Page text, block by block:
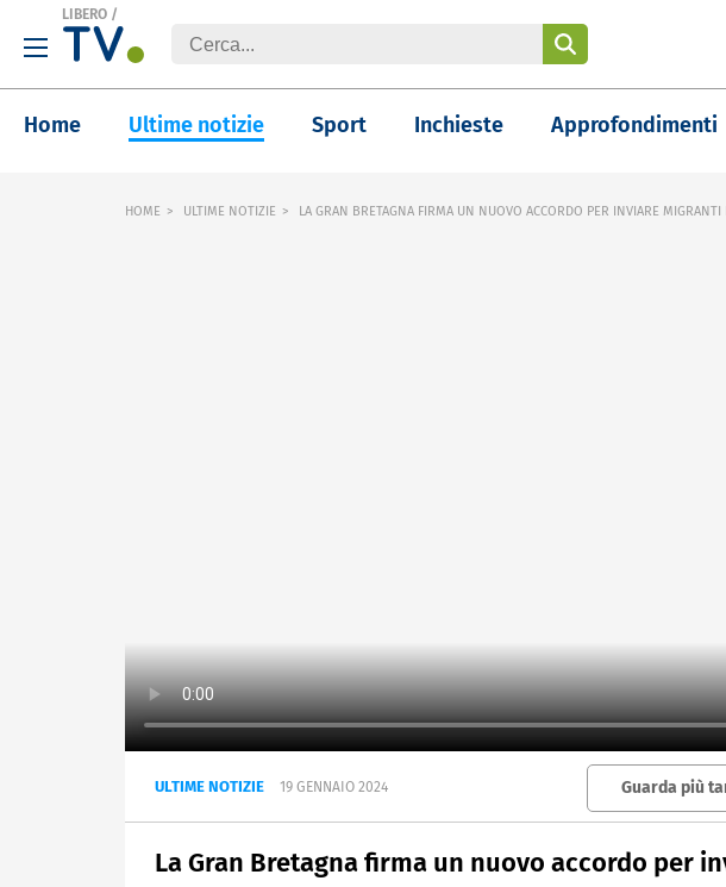
LIBERO /
Home Ultime notizie Sport Inchieste Approfondimenti
HOME ULTIME NOTIZIE LA GRAN BRETAGNA FIRMA UN NUOVO ACCORDO PER INVIARE
ULTIME NOTIZIE 19 GENNAIO 2024 Guarda più
La Gran Bretagna firma un nuovo accordo per